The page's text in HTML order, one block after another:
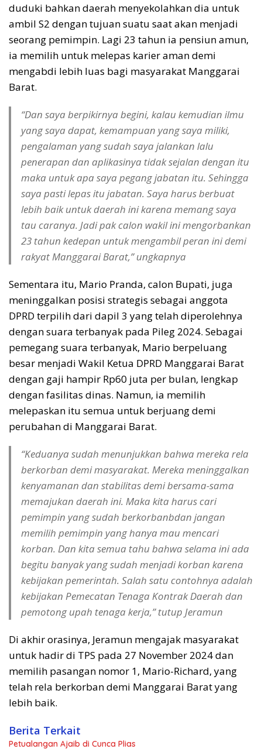
duduki bahkan daerah menyekolahkan dia untuk
ambil S2 dengan tujuan suatu saat akan menjadi
seorang pemimpin. Lagi 23 tahun ia pensiun amun,
ia memilih untuk melepas karier aman demi
mengabdi lebih luas bagi masyarakat Manggarai
Barat.
“Dan saya berpikirnya begini, kalau kemudian ilmu
yang saya dapat, kemampuan yang saya miliki,
pengalaman yang sudah saya jalankan lalu
penerapan dan aplikasinya tidak sejalan dengan itu
maka untuk apa saya pegang jabatan itu. Sehingga
saya pasti lepas itu jabatan. Saya harus berbuat
lebih baik untuk daerah ini karena memang saya
tau caranya. Jadi pak calon wakil ini mengorbankan
23 tahun kedepan untuk mengambil peran ini demi
rakyat Manggarai Barat,” ungkapnya
Sementara itu, Mario Pranda, calon Bupati, juga
meninggalkan posisi strategis sebagai anggota
DPRD terpilih dari dapil 3 yang telah diperolehnya
dengan suara terbanyak pada Pileg 2024. Sebagai
pemegang suara terbanyak, Mario berpeluang
besar menjadi Wakil Ketua DPRD Manggarai Barat
dengan gaji hampir Rp60 juta per bulan, lengkap
dengan fasilitas dinas. Namun, ia memilih
melepaskan itu semua untuk berjuang demi
perubahan di Manggarai Barat.
“Keduanya sudah menunjukkan bahwa mereka rela
berkorban demi masyarakat. Mereka meninggalkan
kenyamanan dan stabilitas demi bersama-sama
memajukan daerah ini. Maka kita harus cari
pemimpin yang sudah berkorbanbdan jangan
memilih pemimpin yang hanya mau mencari
korban. Dan kita semua tahu bahwa selama ini ada
begitu banyak yang sudah menjadi korban karena
kebijakan pemerintah. Salah satu contohnya adalah
kebijakan Pemecatan Tenaga Kontrak Daerah dan
pemotong upah tenaga kerja,” tutup Jeramun
Di akhir orasinya, Jeramun mengajak masyarakat
untuk hadir di TPS pada 27 November 2024 dan
memilih pasangan nomor 1, Mario-Richard, yang
telah rela berkorban demi Manggarai Barat yang
lebih baik.
Berita Terkait
Petualangan Ajaib di Cunca Plias